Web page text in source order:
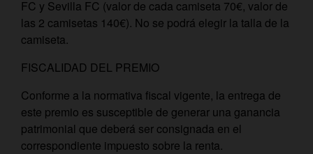
FC y Sevilla FC (valor de cada camiseta 70€, valor de
las 2 camisetas 140€). No se podrá elegir la talla de la
camiseta.
FISCALIDAD DEL PREMIO
Conforme a la normativa fiscal vigente, la entrega de
este premio es susceptible de generar una ganancia
patrimonial que deberá ser consignada en el
correspondiente impuesto sobre la renta.